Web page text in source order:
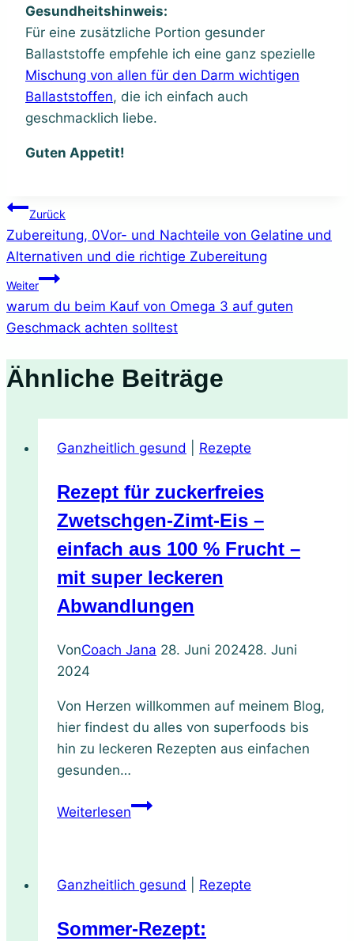
Gesundheitshinweis:
Für eine zusätzliche Portion gesunder
Ballaststoffe empfehle ich eine ganz spezielle
Mischung von allen für den Darm wichtigen
Ballaststoffen, die ich einfach auch
geschmacklich liebe.
Guten Appetit!
Beitragsnavigation
Zurück
Zubereitung, 0Vor- und Nachteile von Gelatine und
Alternativen und die richtige Zubereitung
Weiter
warum du beim Kauf von Omega 3 auf guten
Geschmack achten solltest
Ähnliche Beiträge
Ganzheitlich gesund Rezepte
Rezept für zuckerfreies
Zwetschgen-Zimt-Eis –
einfach aus 100 % Frucht –
mit super leckeren
Abwandlungen
VonCoach Jana 28. Juni 202428. Juni
2024
Von Herzen willkommen auf meinem Blog,
hier findest du alles von superfoods bis
hin zu leckeren Rezepten aus einfachen
gesunden…
WeiterlesenRezept
Zimt-
–
Ganzheitlich gesund Rezepte
Sommer-Rezept: